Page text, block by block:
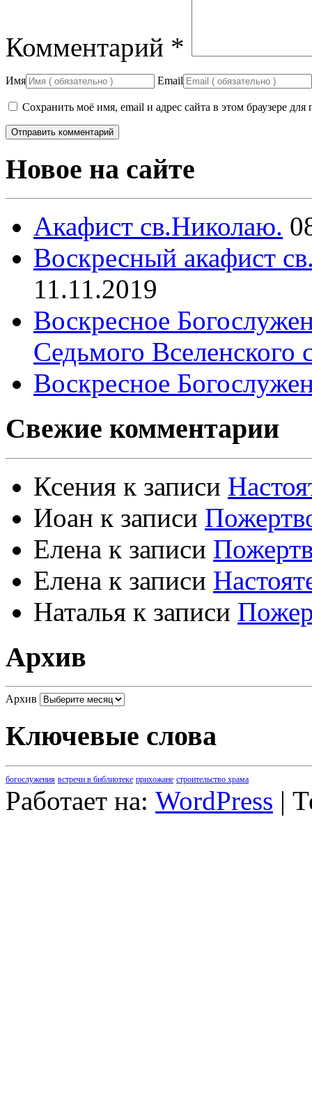
Комментарий *
Имя Email
Сохранить моё имя, email и адрес сайта в этом браузере
Новое на сайте
Акафист св.Николаю.
Воскресный акафист
11.11.2019
Воскресное
Седьмого Вселенского
Воскресное
Свежие комментарии
Ксения к записи
Иоан к записи
Елена к записи
Елена к записи
Наталья к записи
Архив
Архив
Ключевые слова
богослужения встречи в библиотеке прихожане строительство храма
Работает на: WordPress |